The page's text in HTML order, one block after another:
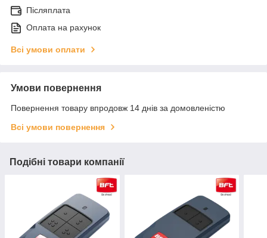
Післяплата
Оплата на рахунок
Всі умови оплати
Умови повернення
Повернення товару впродовж 14 днів за домовленістю
Всі умови повернення
Подібні товари компанії